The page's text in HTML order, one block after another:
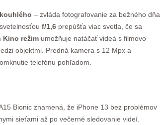
– zvláda fotografovanie za bežného dňa
f/1,6 prepúšťa viac svetla, čo sa
Kino režim umožňuje natáčať videá s filmovo
objektmi. Predná kamera s 12 Mpx a
telefónu pohľadom.
Bionic znamená, že iPhone 13 bez problémov
sieťami až po večerné sledovanie videí.